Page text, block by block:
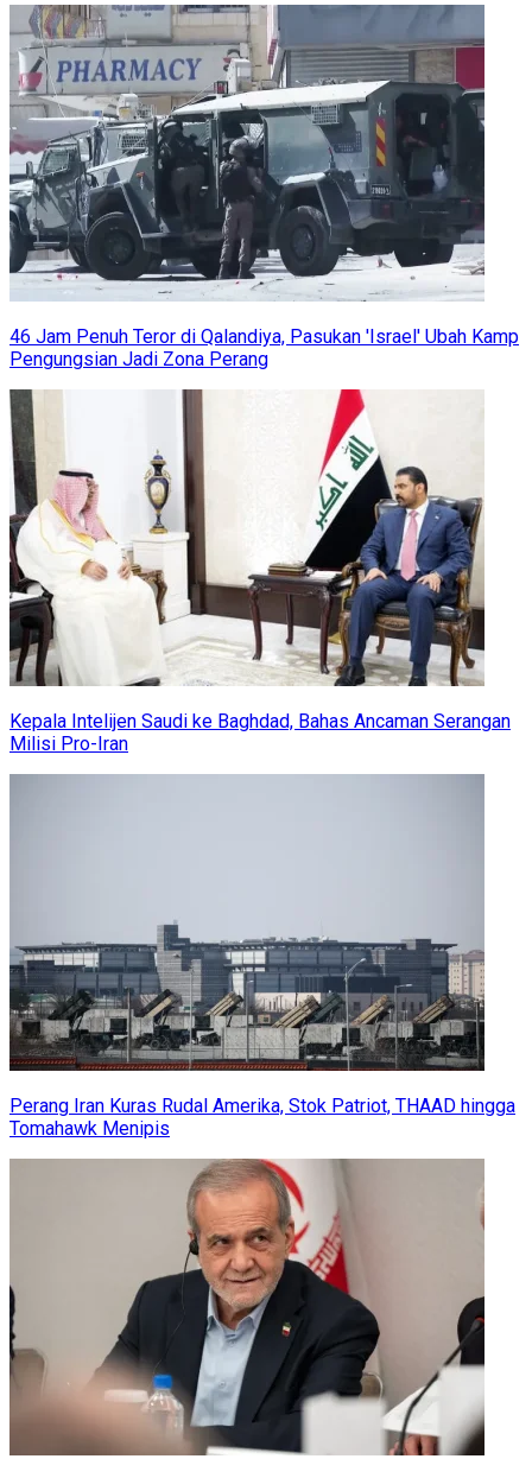
46 Jam Penuh Teror di Qalandiya, Pasukan 'Israel' Ubah Kamp
Pengungsian Jadi Zona Perang
Kepala Intelijen Saudi ke Baghdad, Bahas Ancaman Serangan
Milisi Pro-Iran
Perang Iran Kuras Rudal Amerika, Stok Patriot, THAAD hingga
Tomahawk Menipis